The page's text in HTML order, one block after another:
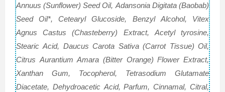
Annuus (Sunflower) Seed Oil, Adansonia Digitata (Baobab)
Seed Oil*, Cetearyl Glucoside, Benzyl Alcohol, Vitex
Agnus Castus (Chasteberry) Extract, Acetyl tyrosine,
Stearic Acid, Daucus Carota Sativa (Carrot Tissue) Oil,
Citrus Aurantium Amara (Bitter Orange) Flower Extract,
Xanthan Gum, Tocopherol, Tetrasodium Glutamate
Diacetate, Dehydroacetic Acid, Parfum, Cinnamal, Citral,